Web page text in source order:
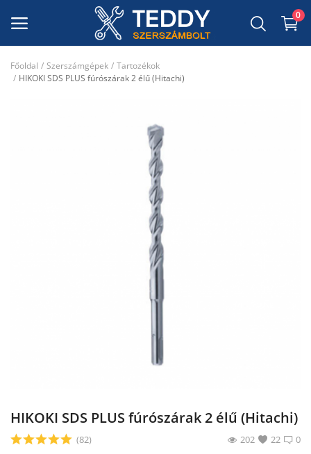
0
Szerszámgépek
Csiszolóanyagok, takaróanyagok,
Főoldal Szerszámgépek
Tartozékok
HIKOKI SDS PLUS fúrószárak 2 élű (Hitachi)
HIKOKI SDS PLUS fúrószárak 2 élű (Hitachi)
0
(82) 22
202